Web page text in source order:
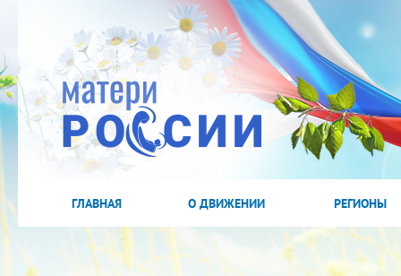
ГЛАВНАЯ О ДВИЖЕНИИ РЕГИОНЫ